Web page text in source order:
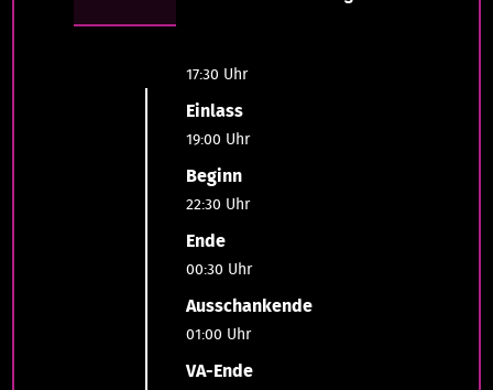
17:30 Uhr
Einlass
19:00 Uhr
Beginn
22:30 Uhr
Ende
00:30 Uhr
Ausschankende
01:00 Uhr
VA-Ende